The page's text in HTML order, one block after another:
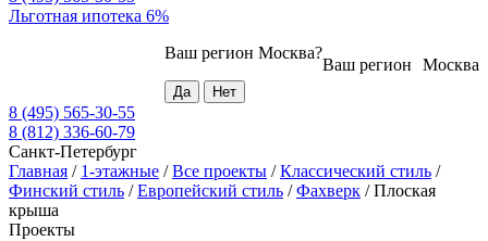
Льготная ипотека 6%
Москва
Ваш регион
Ваш регион Москва?
8 (495) 565-30-55
8 (812) 336-60-79
Санкт-Петербург
Главная / 1-этажные /Все проекты /Классический стиль /
Финский стиль /Европейский стиль /Фахверк /Плоская
крыша
Проекты